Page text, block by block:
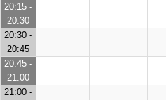
20:15 -
20:30
20:30 -
20:45
20:45 -
21:00
21:00 -